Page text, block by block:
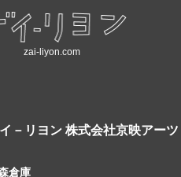
zai-liyon.com
－リヨン 株式会社京映アー
倉庫